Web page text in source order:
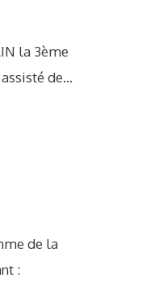
la 3ème
de…
de la
: